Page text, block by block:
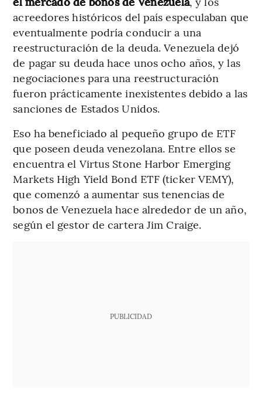
acreedores históricos del país especulaban que
eventualmente podría conducir a una
reestructuración de la deuda. Venezuela dejó
de pagar su deuda hace unos ocho años, y las
negociaciones para una reestructuración
fueron prácticamente inexistentes debido a las
sanciones de Estados Unidos.
Eso ha beneficiado al pequeño grupo de ETF
que poseen deuda venezolana. Entre ellos se
encuentra el Virtus Stone Harbor Emerging
Markets High Yield Bond ETF (ticker VEMY),
que comenzó a aumentar sus tenencias de
bonos de Venezuela hace alrededor de un año,
según el gestor de cartera Jim Craige.
PUBLICIDAD